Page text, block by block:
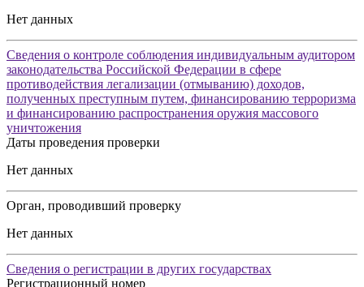
Нет данных
Сведения о контроле соблюдения индивидуальным аудитором
законодательства Российской Федерации в сфере
противодействия легализации (отмыванию) доходов,
полученных преступным путем, финансированию терроризма
и финансированию распространения оружия массового
уничтожения
Даты проведения проверки
Нет данных
Орган, проводивший проверку
Нет данных
Сведения о регистрации в других государствах
Регистрационный номер